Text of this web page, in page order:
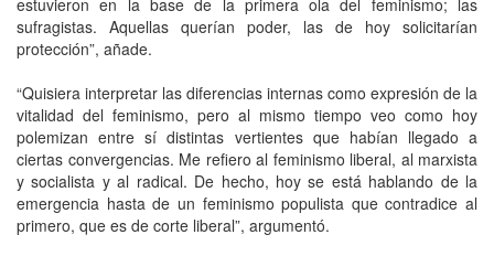
sufragistas. Aquellas querían poder, las de hoy solicitarían
protección”, añade.
“Quisiera interpretar las diferencias internas como expresión de la
vitalidad del feminismo, pero al mismo tiempo veo como hoy
polemizan entre sí distintas vertientes que habían llegado a
ciertas convergencias. Me refiero al feminismo liberal, al marxista
y socialista y al radical. De hecho, hoy se está hablando de la
emergencia hasta de un feminismo populista que contradice al
primero, que es de corte liberal”, argumentó.